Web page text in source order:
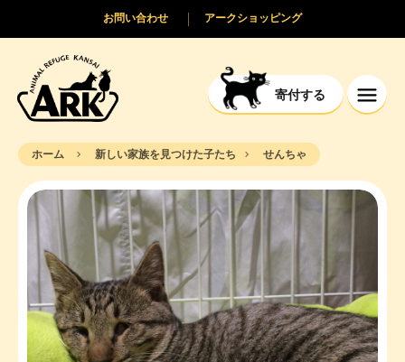
寄付する
アークショッピング
お問い合わせ
ホーム 新しい家族を見つけた子たち せんちゃ